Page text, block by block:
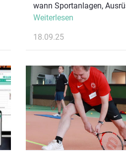
wann Sportanlagen,
Geräte inspiziert werden
konkret durchzuführen
Weiterlesen
18.09.25